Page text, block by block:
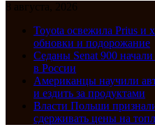
8 августа, 2026
Toyota освежила Prius и
обновки и подорожание
Седаны Senat 900
в России
Американцы научили
и ездить за продуктами
Власти Польши
сдерживать цены на